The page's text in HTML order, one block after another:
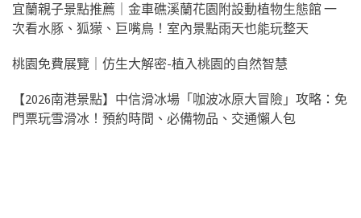
宜蘭親子景點推薦｜金車礁溪蘭花園附設動植物生態館 一
次看水豚、狐獴、巨嘴鳥！室內景點雨天也能玩整天
桃園免費展覽｜仿生大解密-植入桃園的自然智慧
【2026南港景點】中信滑冰場「咖波冰原大冒險」攻略：免
門票玩雪滑冰！預約時間、必備物品、交通懶人包